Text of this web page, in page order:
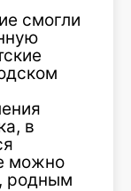
смогли
в
можно
родным